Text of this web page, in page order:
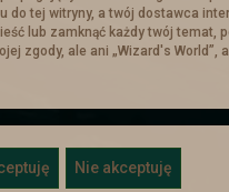
Święta Zimowe
i wybrania
Koniec wyprawy
tej witryny, a twój dostawca
lub zamknąć każdy twój
ale ani „Wizard's World”,